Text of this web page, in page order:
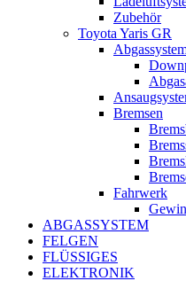
Zubehör
Toyota Yaris GR
Bremsen
Fahrwerk
ABGASSYSTEM
FELGEN
FLÜSSIGES
ELEKTRONIK